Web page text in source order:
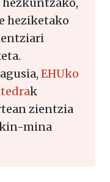
heziketako
EHUko
k
zientzia
mina